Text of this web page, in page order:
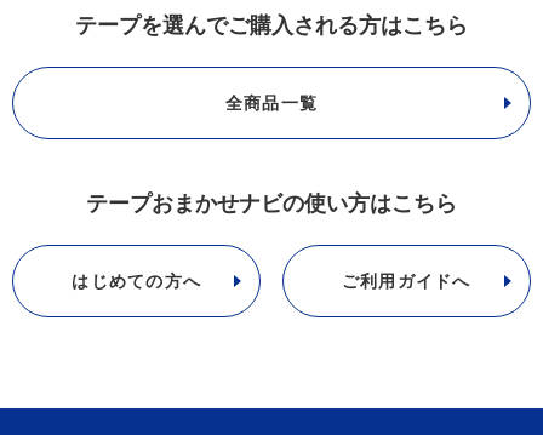
テープを選んでご購入される方はこちら
全商品一覧
テープおまかせナビの使い方はこちら
はじめての方へ ご利用ガイドへ